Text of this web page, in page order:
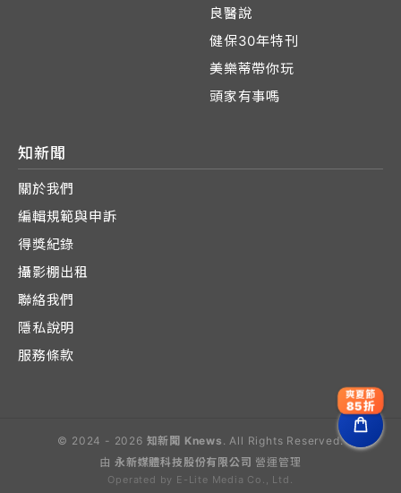
良醫說
健保30年特刊
美樂蒂帶你玩
頭家有事嗎
知新聞
關於我們
編輯規範與申訴
得獎紀錄
攝影棚出租
聯絡我們
隱私說明
服務條款
© 2024 - 2026 知新聞 Knews . All Rights Reserved.
由 永新媒體科技股份有限公司 營運管理
Operated by E-Lite Media Co., Ltd.
爽夏節
85折